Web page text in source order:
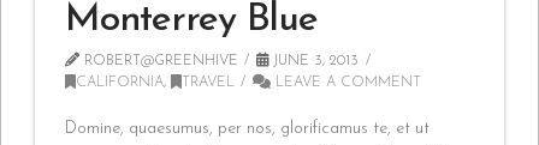
Monterrey Blue
ROBERT@GREENHIVE
JUNE 3, 2013
CALIFORNIA, TRAVEL LEAVE A COMMENT
Domine, quaesumus, per nos, glorificamus te, et ut